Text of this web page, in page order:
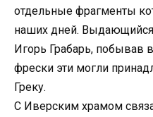
отдельные фрагменты
наших дней. Выдающийся
Игорь Грабарь, побывав
фрески эти могли
Греку.
С Иверским храмом